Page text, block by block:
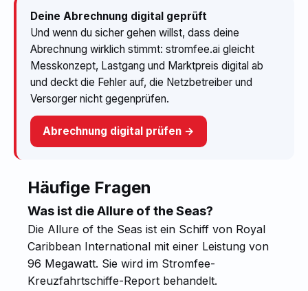
Deine Abrechnung digital geprüft
Und wenn du sicher gehen willst, dass deine
Abrechnung wirklich stimmt: stromfee.ai gleicht
Messkonzept, Lastgang und Marktpreis digital ab
und deckt die Fehler auf, die Netzbetreiber und
Versorger nicht gegenprüfen.
Abrechnung digital prüfen →
Häufige Fragen
Was ist die Allure of the Seas?
Die Allure of the Seas ist ein Schiff von Royal
Caribbean International mit einer Leistung von
96 Megawatt. Sie wird im Stromfee-
Kreuzfahrtschiffe-Report behandelt.